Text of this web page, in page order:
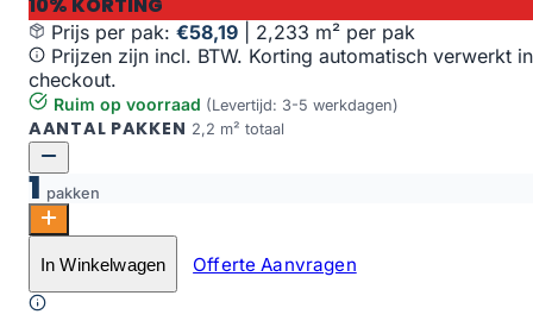
Prijs per pak: €58,19
2,233 m² per pak
Prijzen zijn incl. BTW. Korting automatisch verwerkt in
checkout.
Ruim op voorraad (Levertijd: 3-5 werkdagen)
AANTAL PAKKEN 2,2 m² totaal
1 pakken
Oak San Diego aantal
Toevoegen aan winkelwagen
In Winkelwagen Offerte Aanvragen